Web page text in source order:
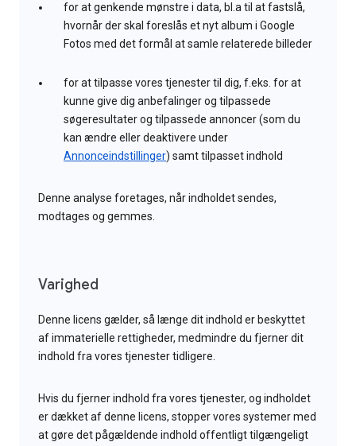
for at genkende mønstre i data, bl.a til at fastslå,
hvornår der skal foreslås et nyt album i Google
Fotos med det formål at samle relaterede billeder
for at tilpasse vores tjenester til dig, f.eks. for at
kunne give dig anbefalinger og tilpassede
søgeresultater og tilpassede annoncer (som du
kan ændre eller deaktivere under
Annonceindstillinger) samt tilpasset indhold
Denne analyse foretages, når indholdet sendes,
modtages og gemmes.
Varighed
Denne licens gælder, så længe dit indhold er beskyttet
af immaterielle rettigheder, medmindre du fjerner dit
indhold fra vores tjenester tidligere.
Hvis du fjerner indhold fra vores tjenester, og indholdet
er dækket af denne licens, stopper vores systemer med
at gøre det pågældende indhold offentligt tilgængeligt